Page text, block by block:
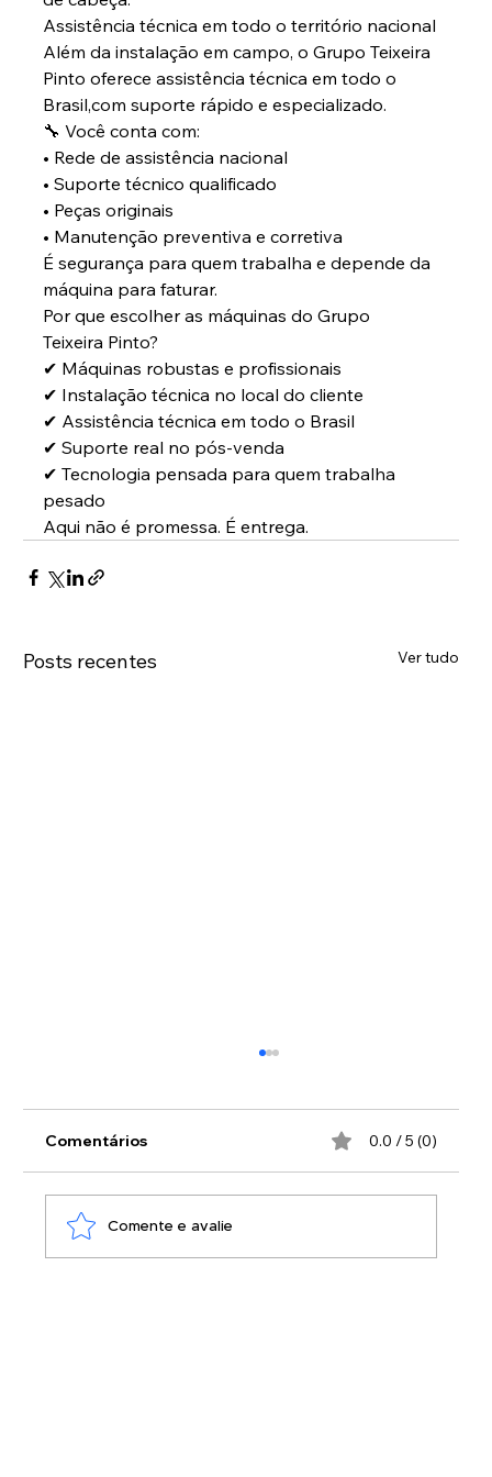
Assistência técnica em todo o território nacional
Além da instalação em campo, o Grupo Teixeira
Pinto oferece assistência técnica em todo o
Brasil,com suporte rápido e especializado.
🔧 Você conta com:
• Rede de assistência nacional
• Suporte técnico qualificado
• Peças originais
• Manutenção preventiva e corretiva
É segurança para quem trabalha e depende da
máquina para faturar.
Por que escolher as máquinas do Grupo
Teixeira Pinto?
✔ Máquinas robustas e profissionais
✔ Instalação técnica no local do cliente
✔ Assistência técnica em todo o Brasil
✔ Suporte real no pós-venda
✔ Tecnologia pensada para quem trabalha
pesado
Aqui não é promessa. É entrega.
Posts recentes Ver tudo
Comentários 0.0 / 5 (0)
Comente e avalie